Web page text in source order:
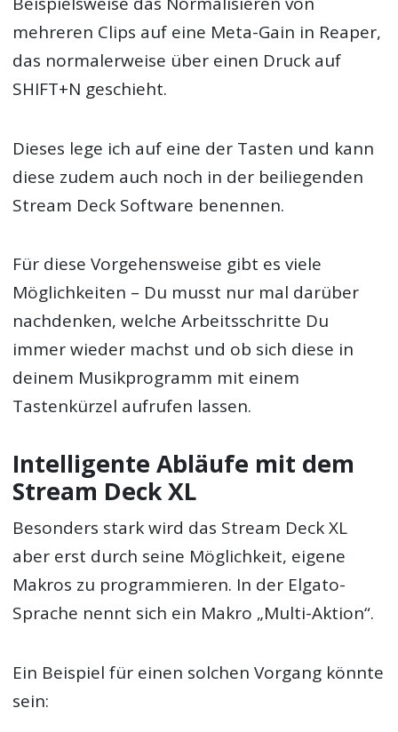
mehreren Clips auf eine Meta-Gain in Reaper,
das normalerweise über einen Druck auf
SHIFT+N geschieht.
Dieses lege ich auf eine der Tasten und kann
diese zudem auch noch in der beiliegenden
Stream Deck Software benennen.
Für diese Vorgehensweise gibt es viele
Möglichkeiten – Du musst nur mal darüber
nachdenken, welche Arbeitsschritte Du
immer wieder machst und ob sich diese in
deinem Musikprogramm mit einem
Tastenkürzel aufrufen lassen.
Intelligente Abläufe mit dem
Stream Deck XL
Besonders stark wird das Stream Deck XL
aber erst durch seine Möglichkeit, eigene
Makros zu programmieren. In der Elgato-
Sprache nennt sich ein Makro „Multi-Aktion“.
Ein Beispiel für einen solchen Vorgang könnte
sein: